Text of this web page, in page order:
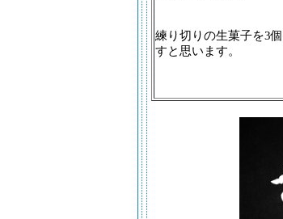
練り切りの生菓子を3
すと思います。